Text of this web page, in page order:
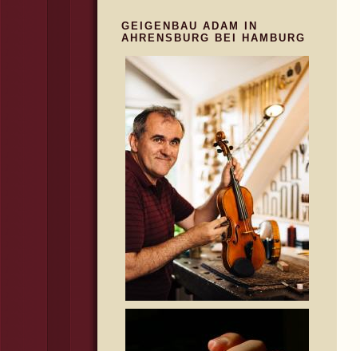
GEIGENBAU ADAM IN
AHRENSBURG BEI HAMBURG